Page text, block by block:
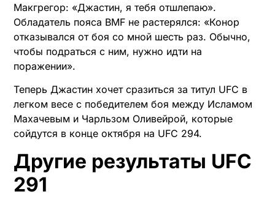
Макгрегор: «Джастин, я тебя отшлепаю».
Обладатель пояса BMF не растерялся: «Конор
отказывался от боя со мной шесть раз. Обычно,
чтобы подраться с ним, нужно идти на
поражении».
Теперь Джастин хочет сразиться за титул UFC в
легком весе с победителем боя между Исламом
Махачевым и Чарльзом Оливейрой, которые
сойдутся в конце октября на UFC 294.
Другие результаты UFC
291